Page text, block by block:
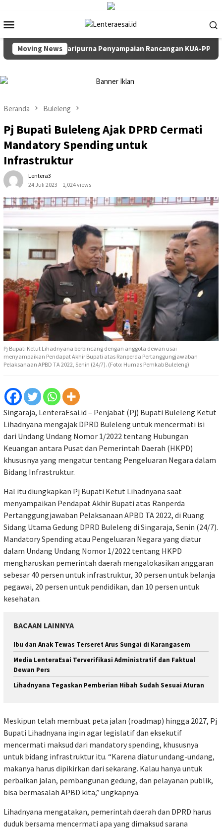
konten
Mobile
Moving News
Rapat Paripurna Penyampaian Rancangan KUA-PPAS TA 2027
Beranda Buleleng
Pj Bupati Buleleng Ajak DPRD Cermati
Mandatory Spending untuk
Infrastruktur
Lentera3
24 Juli 2023
1,024 views
Pj Bupati Ketut Lihadnyana berbincang dengan anggota dewan usai
menyampaikan Pendapat Akhir Bupati atas Ranperda Pertanggungjawaban
Pelaksanaan APBD TA 2022, Senin (24/7). (Foto: Humas Pemkab Buleleng)
Singaraja, LenteraEsai.id – Penjabat (Pj) Bupati Buleleng Ketut
Lihadnyana mengajak DPRD Buleleng untuk mencermati isi
dari Undang Undang Nomor 1/2022 tentang Hubungan
Keuangan antara Pusat dan Pemerintah Daerah (HKPD)
khususnya yang mengatur tentang Pengeluaran Negara dalam
Bidang Infrastruktur.
Hal itu diungkapkan Pj Bupati Ketut Lihadnyana saat
menyampaikan Pendapat Akhir Bupati atas Ranperda
Pertanggungjawaban Pelaksanaan APBD TA 2022, di Ruang
Sidang Utama Gedung DPRD Buleleng di Singaraja, Senin (24/7).
Mandatory Spending atau Pengeluaran Negara yang diatur
dalam Undang Undang Nomor 1/2022 tentang HKPD
mengharuskan pemerintah daerah mengalokasikan anggaran
sebesar 40 persen untuk infrastruktur, 30 persen untuk belanja
pegawai, 20 persen untuk pendidikan, dan 10 persen untuk
kesehatan.
BACAAN LAINNYA
Ibu dan Anak Tewas Terseret Arus Sungai di Karangasem
Media LenteraEsai Terverifikasi Administratif dan Faktual
Dewan Pers
Lihadnyana Tegaskan Pemberian Hibah Sudah Sesuai Aturan
Meskipun telah membuat peta jalan (roadmap) hingga 2027, Pj
Bupati Lihadnyana ingin agar legislatif dan eksekutif
mencermati maksud dari mandatory spending, khususnya
untuk bidang infrastruktur itu. “Karena diatur undang-undang,
makanya harus dipikirkan dari sekarang. Kalau hanya untuk
perbaikan jalan, pembangunan gedung, dan pelayanan publik,
bisa bermasalah APBD kita,” ungkapnya.
Lihadnyana mengatakan, pemerintah daerah dan DPRD harus
duduk bersama mencermati apa yang dimaksud sarana